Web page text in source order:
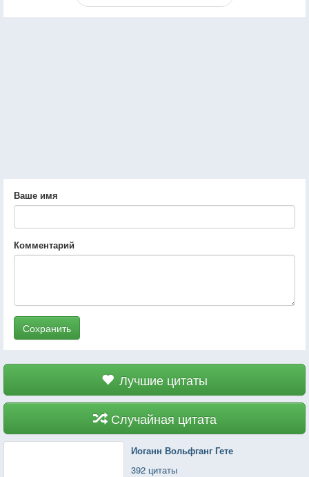
Ваше имя
Комментарий
Сохранить
Лучшие цитаты
Случайная цитата
Иоганн Вольфганг Гете
392 цитаты